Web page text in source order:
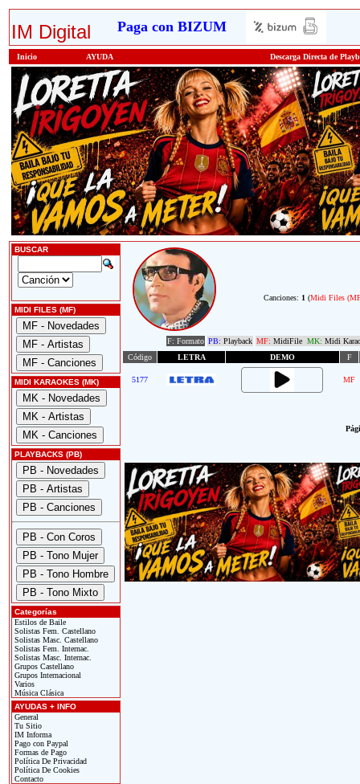
IM Digital Paga con BIZUM
Inicio AYUDA Descarga Directa de
BUSCAR
MIDI FILES (MF)
MIDI KARAOKES (MK)
PLAYBACKS (PB)
Categorías
Estilos de Baile
Solistas Fem. Castellano
Solistas Masc. Castellano
Solistas Fem. Internac.
Solistas Masc. Internac.
Grupos Castellano
Grupos Internacional
Varios
Música Clásica
AYUDAS + INFO
General
Tu Sitio
IM Informa
Pago con Paypal
Formas de Pago
Política De Privacidad
Política De Cookies
Contacto
Canciones: 1 (Midi Files
F: Formato PB: Playback MF: MidiFile MK: Midi
Código
LETRA DEMO F
5177 MF